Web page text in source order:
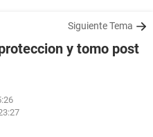
Siguiente Tema
y tomo post